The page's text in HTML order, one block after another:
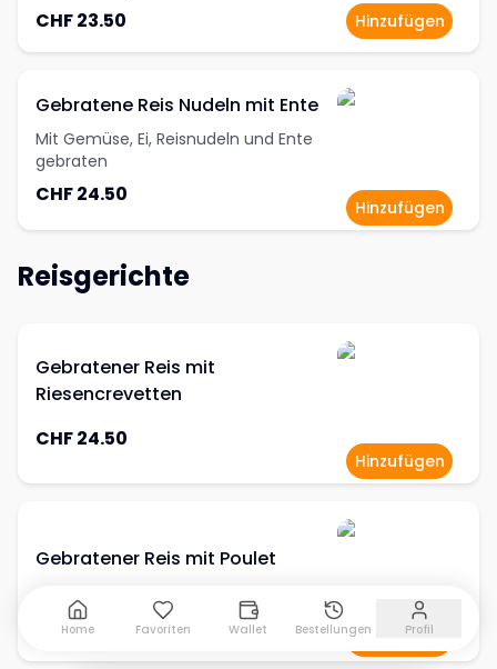
CHF 23.50 Hinzufügen
Gebratene Reis Nudeln mit Ente
Mit Gemüse, Ei, Reisnudeln und Ente
gebraten
CHF 24.50
Hinzufügen
Reisgerichte
Gebratener Reis mit
Riesencrevetten
CHF 24.50
Hinzufügen
Gebratener Reis mit Poulet
CHF 17.50
Hinzufügen
Home Favoriten Wallet Bestellungen Profil